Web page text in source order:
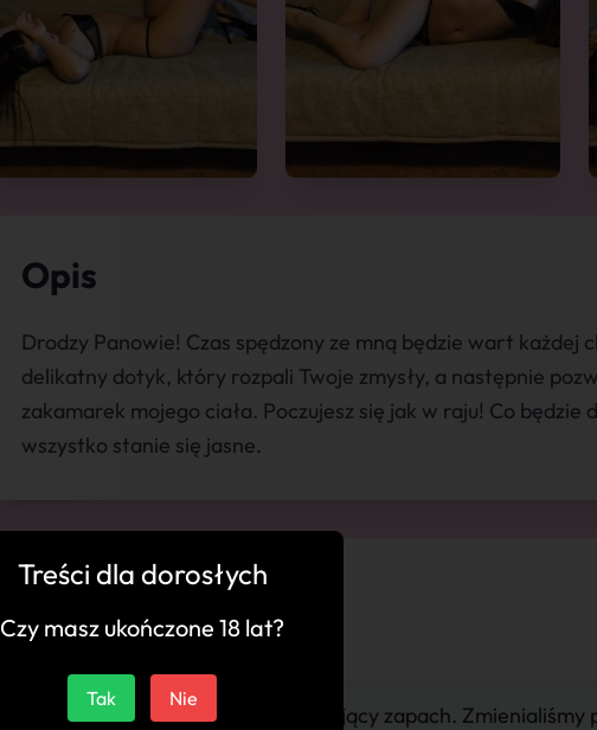
Opis
Drodzy Panowie! Czas spędzony ze mną będzie wart każdej
delikatny dotyk, który rozpali Twoje zmysły, a następnie
zakamarek mojego ciała. Poczujesz się jak w raju! Co będzie
wszystko stanie się jasne.
💬 Komentarze
"Gorący kociak, Porywający zapach. Zmienialiśmy
Treści dla dorosłych
Czy masz ukończone 18 lat?
Tak Nie